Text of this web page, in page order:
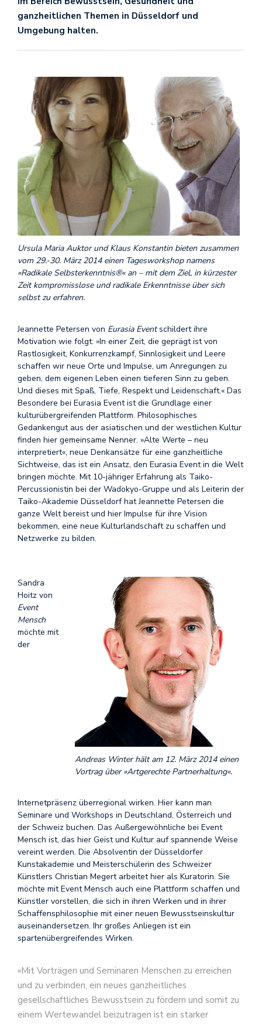
ganzheitlichen Themen in Düsseldorf und
Umgebung halten.
Ursula Maria Auktor und Klaus Konstantin bieten zusammen
vom 29.-30. März 2014 einen Tagesworkshop namens
»Radikale Selbsterkenntnis®« an – mit dem Ziel, in kürzester
Zeit kompromisslose und radikale Erkenntnisse über sich
selbst zu erfahren.
Jeannette Petersen von Eurasia Eventschildert ihre
Motivation wie folgt: »In einer Zeit, die geprägt ist von
Rastlosigkeit, Konkurrenzkampf, Sinnlosigkeit und Leere
schaffen wir neue Orte und Impulse, um Anregungen zu
geben, dem eigenen Leben einen tieferen Sinn zu geben.
Und dieses mit Spaß, Tiefe, Respekt und Leidenschaft.« Das
Besondere bei Eurasia Event ist die Grundlage einer
kulturübergreifenden Plattform. Philosophisches
Gedankengut aus der asiatischen und der westlichen Kultur
finden hier gemeinsame Nenner. »Alte Werte – neu
interpretiert«, neue Denkansätze für eine ganzheitliche
Sichtweise, das ist ein Ansatz, den Eurasia Event in die Welt
bringen möchte. Mit 10-jähriger Erfahrung als Taiko-
Percussionistin bei der Wadokyo-Gruppe und als Leiterin der
Taiko-Akademie Düsseldorf hat Jeannette Petersen die
ganze Welt bereist und hier Impulse für ihre Vision
bekommen, eine neue Kulturlandschaft zu schaffen und
Netzwerke zu bilden.
Andreas Winter hält am 12. März 2014 einen
Vortrag über »Artgerechte Partnerhaltung«.
Sandra
Hoitz von
Event
Mensch
möchte mit
der
Internetpräsenz überregional wirken. Hier kann man
Seminare und Workshops in Deutschland, Österreich und
der Schweiz buchen. Das Außergewöhnliche bei Event
Mensch ist, das hier Geist und Kultur auf spannende Weise
vereint werden. Die Absolventin der Düsseldorfer
Kunstakademie und Meisterschülerin des Schweizer
Künstlers Christian Megert arbeitet hier als Kuratorin. Sie
möchte mit Event Mensch auch eine Plattform schaffen und
Künstler vorstellen, die sich in ihren Werken und in ihrer
Schaffensphilosophie mit einer neuen Bewusstseinskultur
auseinandersetzen. Ihr großes Anliegen ist ein
spartenübergreifendes Wirken.
»Mit Vorträgen und Seminaren Menschen zu erreichen
und zu verbinden, ein neues ganzheitliches
gesellschaftliches Bewusstsein zu fördern und somit zu
einem Wertewandel beizutragen ist ein starker